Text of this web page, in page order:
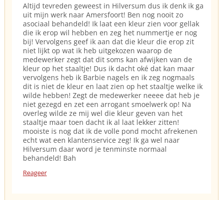
Altijd tevreden geweest in Hilversum dus ik denk ik ga
uit mijn werk naar Amersfoort! Ben nog nooit zo
asociaal behandeld! Ik laat een kleur zien voor gellak
die ik erop wil hebben en zeg het nummertje er nog
bij! Vervolgens geef ik aan dat die kleur die erop zit
niet lijkt op wat ik heb uitgekozen waarop de
medewerker zegt dat dit soms kan afwijken van de
kleur op het staaltje! Dus ik dacht oké dat kan maar
vervolgens heb ik Barbie nagels en ik zeg nogmaals
dit is niet de kleur en laat zien op het staaltje welke ik
wilde hebben! Zegt de medewerker neeee dat heb je
niet gezegd en zet een arrogant smoelwerk op! Na
overleg wilde ze mij wel die kleur geven van het
staaltje maar toen dacht ik al laat lekker zitten!
mooiste is nog dat ik de volle pond mocht afrekenen
echt wat een klantenservice zeg! Ik ga wel naar
Hilversum daar word je tenminste normaal
behandeld! Bah
Reageer